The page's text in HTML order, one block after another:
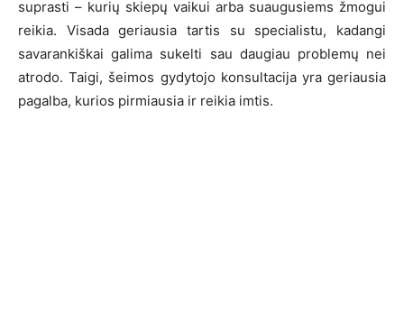
suprasti – kurių skiepų vaikui arba suaugusiems žmogui
reikia. Visada geriausia tartis su specialistu, kadangi
savarankiškai galima sukelti sau daugiau problemų nei
atrodo. Taigi, šeimos gydytojo konsultacija yra geriausia
pagalba, kurios pirmiausia ir reikia imtis.